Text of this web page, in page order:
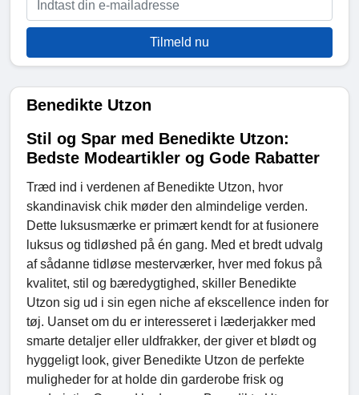
Tilmeld nu
Benedikte Utzon
Stil og Spar med Benedikte Utzon:
Bedste Modeartikler og Gode Rabatter
Træd ind i verdenen af Benedikte Utzon, hvor
skandinavisk chik møder den almindelige verden.
Dette luksusmærke er primært kendt for at fusionere
luksus og tidløshed på én gang. Med et bredt udvalg
af sådanne tidløse mesterværker, hver med fokus på
kvalitet, stil og bæredygtighed, skiller Benedikte
Utzon sig ud i sin egen niche af ekscellence inden for
tøj. Uanset om du er interesseret i læderjakker med
smarte detaljer eller uldfrakker, der giver et blødt og
hyggeligt look, giver Benedikte Utzon de perfekte
muligheder for at holde din garderobe frisk og